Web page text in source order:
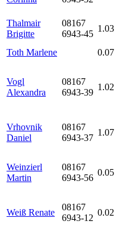
Thalmair
Brigitte
08167
6943-45
1.03
Toth Marlene
0.07
Vogl
Alexandra
08167
6943-39
1.02
Vrhovnik
Daniel
08167
6943-37
1.07
Weinzierl
Martin
08167
6943-56
0.05
Weiß Renate
08167
6943-12
0.02